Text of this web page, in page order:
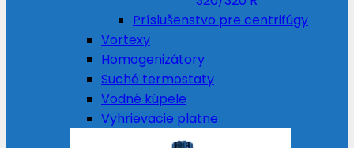
Príslušenstvo pre centrifúgy
Vortexy
Homogenizátory
Suché termostaty
Vodné kúpele
Vyhrievacie platne